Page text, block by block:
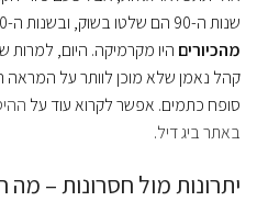
שנות ה-90 הם שלטו בשוק, ובשנות ה-70 למשל, למעלה מ-
מהכיורים היו מקרמיקה. היום, למרות
קהל נאמן שלא מוכן לוותר על המראה
סופח כתמים. אפשר לקרוא עוד על
באתר ביג דיל.
יתרונות מול חסרונות – מה